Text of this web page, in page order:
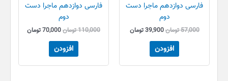
فارسی دوازدهم ماجرا دست
دوم
57,000تومان39,900تومان
افزودن
فارسی دوازدهم ماجرا دست
دوم
110,000تومان70,000تومان
افزودن